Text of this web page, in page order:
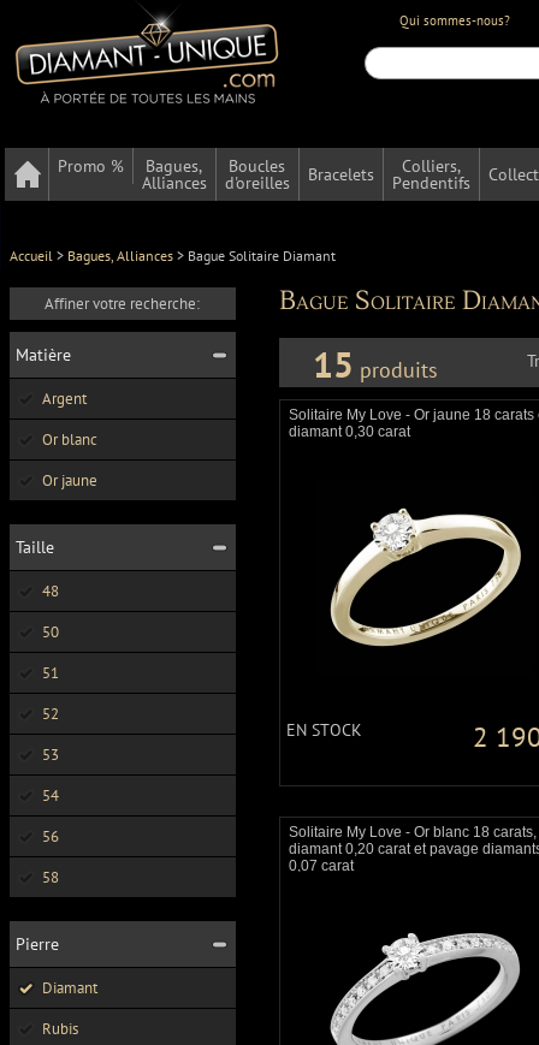
Qui sommes-nous?
Promo % Bagues,
Alliances
Boucles
d'oreilles Bracelets Colliers,
Pendentifs
Accueil > Bagues, Alliances > Bague Solitaire Diamant
Affiner votre recherche:
Matière
Argent
Or blanc
Or jaune
Taille
48
50
51
52
53
54
56
58
Pierre
Diamant
Rubis
Bague Solitaire
15 produits
Solitaire My Love - Or jaune 18 carats
diamant 0,30 carat
EN STOCK 2
Solitaire My Love - Or blanc 18 carats,
diamant 0,20 carat et pavage
0,07 carat